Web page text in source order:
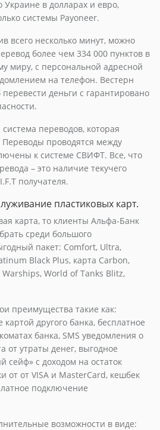
в долларах и евро,
системы Payoneer.
всего несколько минут, можно
более чем 334 000 пунктов в
миру, с персональной адресной
на телефон. Вестерн
деньги с гарантировано
переводов, которая
проводятся между
к системе СВИФТ. Все, что
– это наличие текучего
получателя.
пластиковых карт.
карта, то клиенты Альфа-Банк
среди большого
пакет: Comfort, Ultra,
Black Plus, карта Carbon,
World of Tanks Blitz,
преимущества такие как:
другого банка, бесплатное
банка, SMS уведомления о
от утраты денег, выгодное
сейф» с доходом на остаток
от от VISA и MasterCard, кешбек
подключение
возможности в виде: